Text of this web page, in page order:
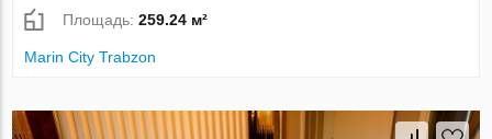
Площадь:259.24 м²
Marin City Trabzon